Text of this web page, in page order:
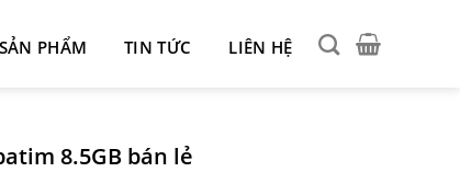
SẢN PHẨM TIN TỨC LIÊN HỆ
8.5GB bán lẻ